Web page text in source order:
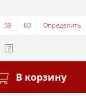
59 60 Определить
В корзину